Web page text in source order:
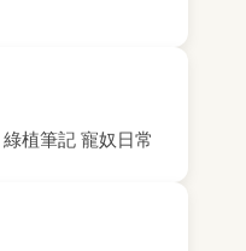
綠植筆記 寵奴日常